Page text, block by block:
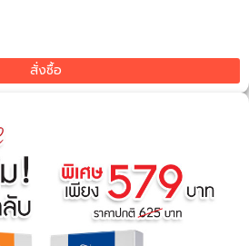
สั่งซื้อ